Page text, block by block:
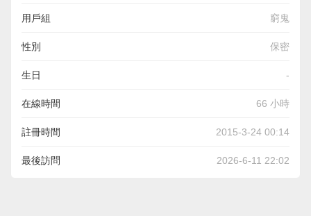
用戶組 窮鬼
性別 保密
生日 -
在線時間 66 小時
註冊時間 2015-3-24 00:14
最後訪問 2026-6-11 22:02